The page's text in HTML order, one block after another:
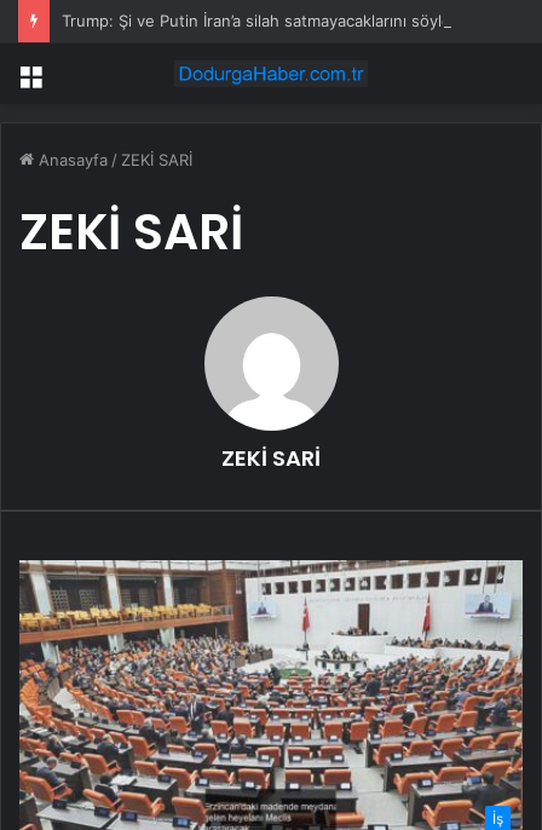
Trump: Şi ve Putin İran’a silah satmayacaklarını söyledi
Menü
Anasayfa / ZEKİ SARİ
ZEKİ SARİ
ZEKİ SARİ
İş